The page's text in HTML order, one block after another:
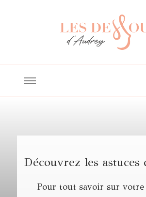
Découvrez les
Pour tout savoir sur